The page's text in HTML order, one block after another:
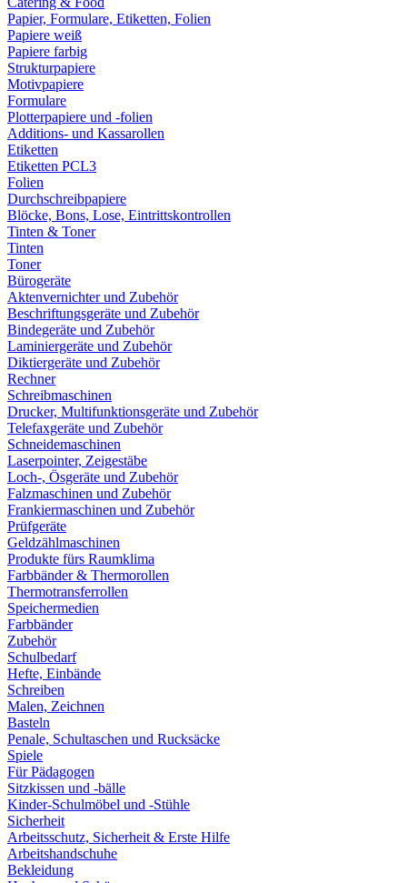
Papier, Formulare, Etiketten, Folien
Papiere weiß
Papiere farbig
Strukturpapiere
Motivpapiere
Formulare
Plotterpapiere und -folien
Additions- und Kassarollen
Etiketten
Etiketten PCL3
Folien
Durchschreibpapiere
Blöcke, Bons, Lose, Eintrittskontrollen
Tinten & Toner
Tinten
Toner
Bürogeräte
Aktenvernichter und Zubehör
Beschriftungsgeräte und Zubehör
Bindegeräte und Zubehör
Laminiergeräte und Zubehör
Diktiergeräte und Zubehör
Rechner
Schreibmaschinen
Drucker, Multifunktionsgeräte und Zubehör
Telefaxgeräte und Zubehör
Schneidemaschinen
Laserpointer, Zeigestäbe
Loch-, Ösgeräte und Zubehör
Falzmaschinen und Zubehör
Frankiermaschinen und Zubehör
Prüfgeräte
Geldzählmaschinen
Produkte fürs Raumklima
Farbbänder & Thermorollen
Thermotransferrollen
Speichermedien
Farbbänder
Zubehör
Schulbedarf
Hefte, Einbände
Schreiben
Malen, Zeichnen
Basteln
Penale, Schultaschen und Rucksäcke
Spiele
Für Pädagogen
Sitzkissen und -bälle
Kinder-Schulmöbel und -Stühle
Sicherheit
Arbeitsschutz, Sicherheit & Erste Hilfe
Arbeitshandschuhe
Bekleidung